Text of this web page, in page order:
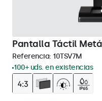
Pantalla Táctil
Referencia: 10TSV7M
100+ uds. en existencias